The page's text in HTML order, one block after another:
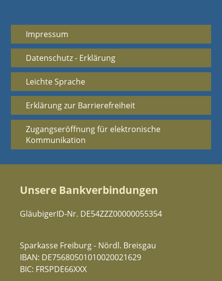
Impressum
Datenschutz - Erklärung
Leichte Sprache
Erklärung zur Barrierefreiheit
Zugangseröffnung für elektronische
Kommunikation
Unsere Bankverbindungen
GläubigerID-Nr. DE54ZZZ00000055354
Sparkasse Freiburg - Nördl. Breisgau
IBAN: DE75680501010020021629
BIC: FRSPDE66XXX